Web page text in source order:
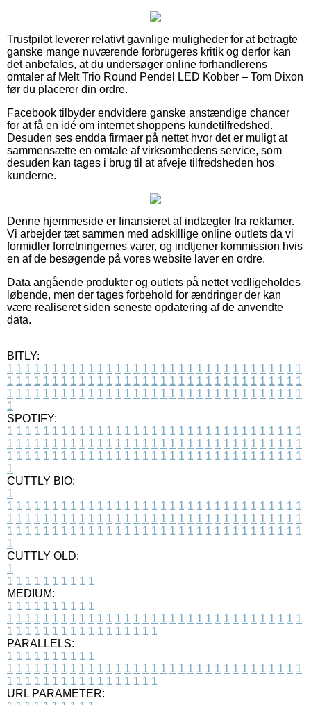
Trustpilot leverer relativt gavnlige muligheder for at betragte
ganske mange nuværende forbrugeres kritik og derfor kan
det anbefales, at du undersøger online forhandlerens
omtaler af Melt Trio Round Pendel LED Kobber – Tom Dixon
før du placerer din ordre.
Facebook tilbyder endvidere ganske anstændige chancer
for at få en idé om internet shoppens kundetilfredshed.
Desuden ses endda firmaer på nettet hvor det er muligt at
sammensætte en omtale af virksomhedens service, som
desuden kan tages i brug til at afveje tilfredsheden hos
kunderne.
Denne hjemmeside er finansieret af indtægter fra reklamer.
Vi arbejder tæt sammen med adskillige online outlets da vi
formidler forretningernes varer, og indtjener kommission hvis
en af de besøgende på vores website laver en ordre.
Data angående produkter og outlets på nettet vedligeholdes
løbende, men der tages forbehold for ændringer der kan
være realiseret siden seneste opdatering af de anvendte
data.
BITLY:
1 1 1 1 1 1 1 1 1 1 1 1 1 1 1 1 1 1 1 1 1 1 1 1 1 1 1 1 1 1 1 1 1
1 1 1 1 1 1 1 1 1 1 1 1 1 1 1 1 1 1 1 1 1 1 1 1 1 1 1 1 1 1 1 1 1
1 1 1 1 1 1 1 1 1 1 1 1 1 1 1 1 1 1 1 1 1 1 1 1 1 1 1 1 1 1 1 1 1
1
SPOTIFY:
1 1 1 1 1 1 1 1 1 1 1 1 1 1 1 1 1 1 1 1 1 1 1 1 1 1 1 1 1 1 1 1 1
1 1 1 1 1 1 1 1 1 1 1 1 1 1 1 1 1 1 1 1 1 1 1 1 1 1 1 1 1 1 1 1 1
1 1 1 1 1 1 1 1 1 1 1 1 1 1 1 1 1 1 1 1 1 1 1 1 1 1 1 1 1 1 1 1 1
1
CUTTLY BIO:
1
1 1 1 1 1 1 1 1 1 1 1 1 1 1 1 1 1 1 1 1 1 1 1 1 1 1 1 1 1 1 1 1 1
1 1 1 1 1 1 1 1 1 1 1 1 1 1 1 1 1 1 1 1 1 1 1 1 1 1 1 1 1 1 1 1 1
1 1 1 1 1 1 1 1 1 1 1 1 1 1 1 1 1 1 1 1 1 1 1 1 1 1 1 1 1 1 1 1 1
1
CUTTLY OLD:
1
1 1 1 1 1 1 1 1 1 1
MEDIUM:
1 1 1 1 1 1 1 1 1 1
1 1 1 1 1 1 1 1 1 1 1 1 1 1 1 1 1 1 1 1 1 1 1 1 1 1 1 1 1 1 1 1 1
1 1 1 1 1 1 1 1 1 1 1 1 1 1 1 1 1
PARALLELS:
1 1 1 1 1 1 1 1 1 1
1 1 1 1 1 1 1 1 1 1 1 1 1 1 1 1 1 1 1 1 1 1 1 1 1 1 1 1 1 1 1 1 1
1 1 1 1 1 1 1 1 1 1 1 1 1 1 1 1 1
URL PARAMETER: